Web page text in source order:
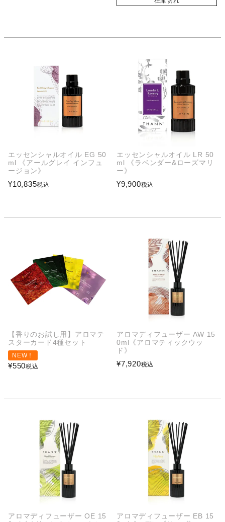
エッセンシャルオイル EG 50
ml 《アールグレイ インフュ
ージョン》
¥10,835税込
エッセンシャルオイル LR 50
ml 《ラベンダー&ローズマリ
ー》
¥9,900税込
【香りのお試し用】アロマテ
スターカード4種セット
NEW！
¥550税込
アロマディフューザー AW 15
0ml《アロマティックウッ
ド》
¥7,920税込
アロマディフューザー OE 15
アロマディフューザー EB 15